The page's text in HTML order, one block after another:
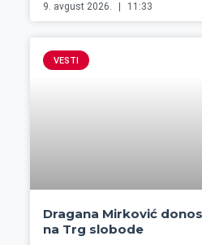
9. avgust 2026. 11:33
VESTI
Dragana Mirković
na Trg slobode